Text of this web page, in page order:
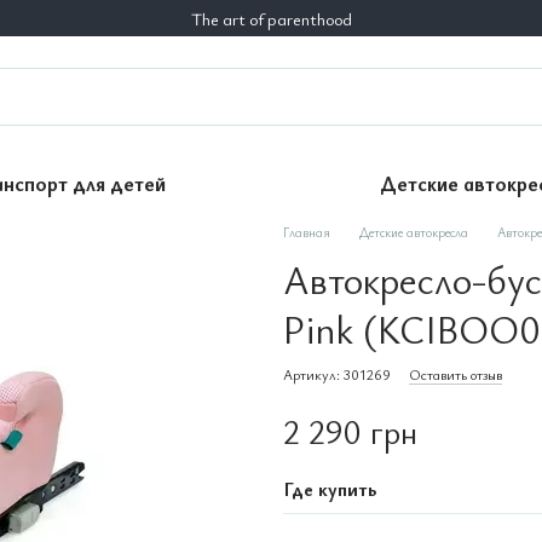
The art of parenthood
для детей Детские
Главная Детские автокресла
Автокресло-
Pink
Артикул: 301269 Оставить отзыв
2 290 грн
Где купить